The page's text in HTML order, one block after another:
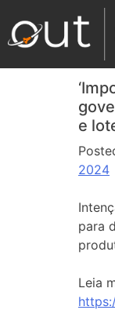
e
2024
para
Leia